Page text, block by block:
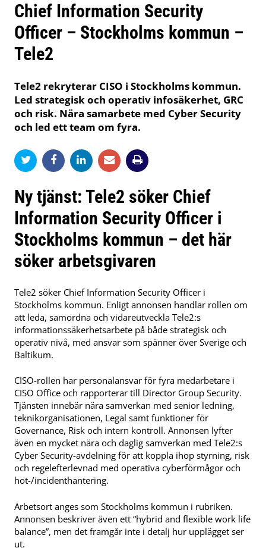
Chief Information Security
Officer – Stockholms kommun –
Tele2
Tele2 rekryterar CISO i Stockholms kommun.
Led strategisk och operativ infosäkerhet, GRC
och risk. Nära samarbete med Cyber Security
och led ett team om fyra.
Ny tjänst: Tele2 söker Chief
Information Security Officer i
Stockholms kommun – det här
söker arbetsgivaren
Tele2 söker Chief Information Security Officer i
Stockholms kommun. Enligt annonsen handlar rollen om
att leda, samordna och vidareutveckla Tele2:s
informationssäkerhetsarbete på både strategisk och
operativ nivå, med ansvar som spänner över Sverige och
Baltikum.
CISO-rollen har personalansvar för fyra medarbetare i
CISO Office och rapporterar till Director Group Security.
Tjänsten innebär nära samverkan med senior ledning,
teknikorganisationen, Legal samt funktioner för
Governance, Risk och intern kontroll. Annonsen lyfter
även en mycket nära och daglig samverkan med Tele2:s
Cyber Security-avdelning för att koppla ihop styrning, risk
och regelefterlevnad med operativa cyberförmågor och
hot-/incidenthantering.
Arbetsort anges som Stockholms kommun i rubriken.
Annonsen beskriver även ett “hybrid and flexible work life
balance”, men det framgår inte i detalj hur upplägget ser
ut.